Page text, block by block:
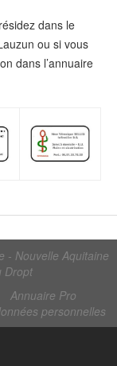
dans le
ou si vous
dans l’annuaire
- Nouvelle Aquitaine
Dropt
Annuaire Pro
personnelles